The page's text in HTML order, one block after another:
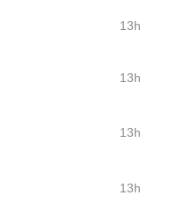
13h
13h
13h
13h